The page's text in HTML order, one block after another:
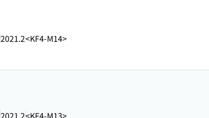
2021.2<KF4-M14>
2021.2<KF4-M13>